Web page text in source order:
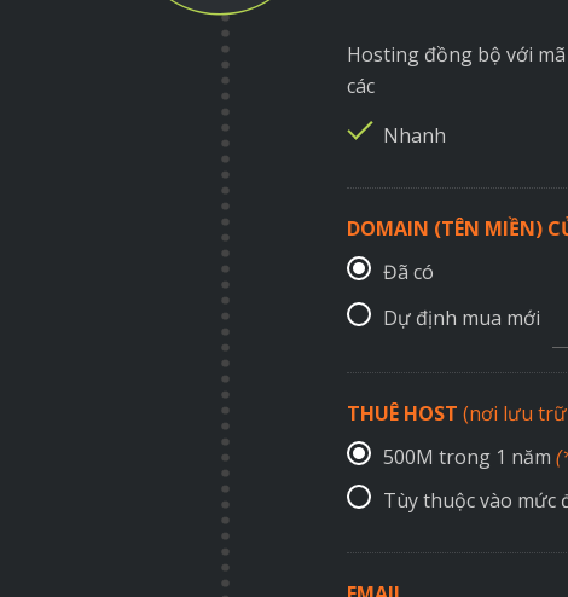
Hosting đồng bộ với
các
Nhanh
DOMAIN (TÊN MIỀN)
Đã có
Dự định mua mới
THUÊ HOST (nơi lưu
500M trong 1 năm
Tùy thuộc vào mức